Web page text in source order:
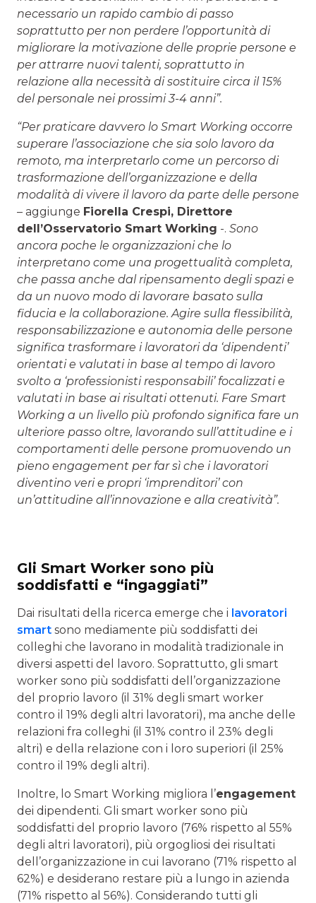
necessario un rapido cambio di passo
soprattutto per non perdere l’opportunità di
migliorare la motivazione delle proprie persone e
per attrarre nuovi talenti, soprattutto in
relazione alla necessità di sostituire circa il 15%
del personale nei prossimi 3-4 anni”.
“Per praticare davvero lo Smart Working occorre
superare l’associazione che sia solo lavoro da
remoto, ma interpretarlo come un percorso di
trasformazione dell’organizzazione e della
modalità di vivere il lavoro da parte delle persone
– aggiunge Fiorella Crespi, Direttore
dell’Osservatorio Smart Working -. Sono
ancora poche le organizzazioni che lo
interpretano come una progettualità completa,
che passa anche dal ripensamento degli spazi e
da un nuovo modo di lavorare basato sulla
fiducia e la collaborazione. Agire sulla flessibilità,
responsabilizzazione e autonomia delle persone
significa trasformare i lavoratori da ‘dipendenti’
orientati e valutati in base al tempo di lavoro
svolto a ‘professionisti responsabili’ focalizzati e
valutati in base ai risultati ottenuti. Fare Smart
Working a un livello più profondo significa fare un
ulteriore passo oltre, lavorando sull’attitudine e i
comportamenti delle persone promuovendo un
pieno engagement per far sì che i lavoratori
diventino veri e propri ‘imprenditori’ con
un’attitudine all’innovazione e alla creatività”.
Gli Smart Worker sono più
soddisfatti e “ingaggiati”
Dai risultati della ricerca emerge che i lavoratori
smart sono mediamente più soddisfatti dei
colleghi che lavorano in modalità tradizionale in
diversi aspetti del lavoro. Soprattutto, gli smart
worker sono più soddisfatti dell’organizzazione
del proprio lavoro (il 31% degli smart worker
contro il 19% degli altri lavoratori), ma anche delle
relazioni fra colleghi (il 31% contro il 23% degli
altri) e della relazione con i loro superiori (il 25%
contro il 19% degli altri).
Inoltre, lo Smart Working migliora l’engagement
dei dipendenti. Gli smart worker sono più
soddisfatti del proprio lavoro (76% rispetto al 55%
degli altri lavoratori), più orgogliosi dei risultati
dell’organizzazione in cui lavorano (71% rispetto al
62%) e desiderano restare più a lungo in azienda
(71% rispetto al 56%). Considerando tutti gli